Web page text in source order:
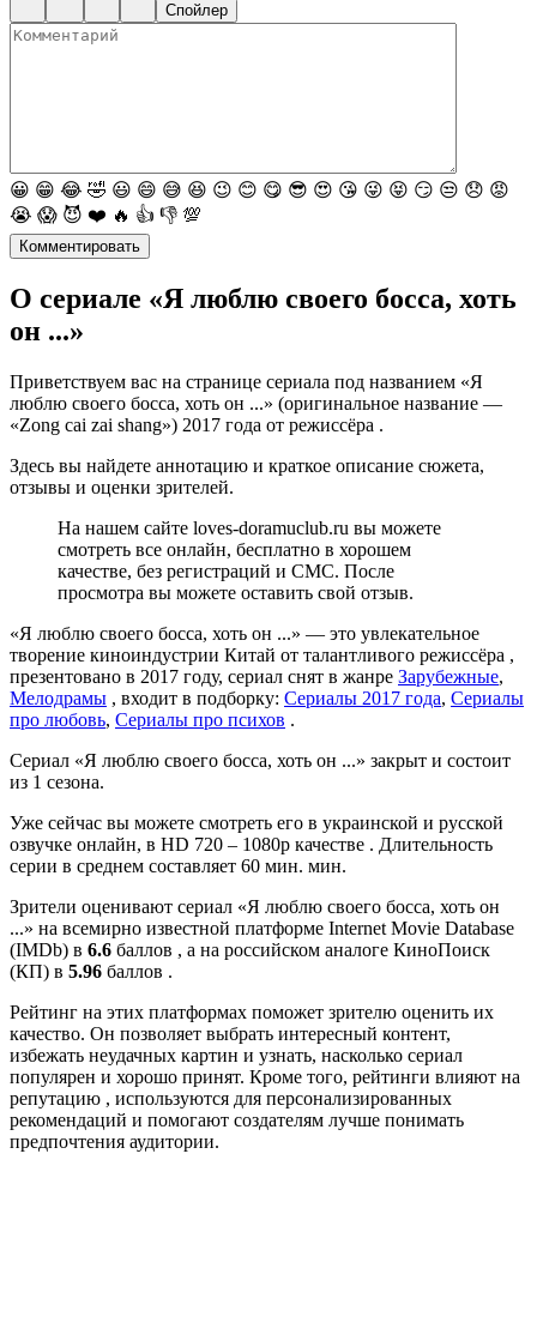
Спойлер
😀 😁 😂 🤣 😃 😄 😅 😆 😉 😊 😋 😎 😍 😘 😜 😝 😏 😒 😞 😡
😭 😱 😈 ❤️ 🔥 👍 👎 💯
Комментировать
О сериале «Я люблю своего босса, хоть
он ...»
Приветствуем вас на странице сериала под названием «Я
люблю своего босса, хоть он ...» (оригинальное название —
«Zong cai zai shang») 2017 года от режиссёра .
Здесь вы найдете аннотацию и краткое описание сюжета,
отзывы и оценки зрителей.
На нашем сайте loves-doramuclub.ru вы можете
смотреть все онлайн, бесплатно в хорошем
качестве, без регистраций и СМС. После
просмотра вы можете оставить свой отзыв.
«Я люблю своего босса, хоть он ...» — это увлекательное
творение киноиндустрии Китай от талантливого режиссёра ,
презентовано в 2017 году, сериал снят в жанре Зарубежные,
Мелодрамы , входит в подборку: Сериалы 2017 года, Сериалы
про любовь, Сериалы про психов .
Сериал «Я люблю своего босса, хоть он ...» закрыт и состоит
из 1 сезона.
Уже сейчас вы можете смотреть его в украинской и русской
озвучке онлайн, в HD 720 – 1080p качестве . Длительность
серии в среднем составляет 60 мин. мин.
Зрители оценивают сериал «Я люблю своего босса, хоть он
...» на всемирно известной платформе Internet Movie Database
(IMDb) в 6.6 баллов , а на российском аналоге КиноПоиск
(КП) в 5.96 баллов .
Рейтинг на этих платформах поможет зрителю оценить их
качество. Он позволяет выбрать интересный контент,
избежать неудачных картин и узнать, насколько сериал
популярен и хорошо принят. Кроме того, рейтинги влияют на
репутацию , используются для персонализированных
рекомендаций и помогают создателям лучше понимать
предпочтения аудитории.